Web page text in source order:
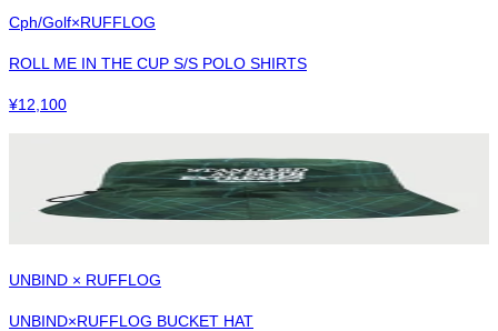
Cph/Golf×RUFFLOG
ROLL ME IN THE CUP S/S POLO SHIRTS
¥12,100
UNBIND × RUFFLOG
UNBIND×RUFFLOG BUCKET HAT